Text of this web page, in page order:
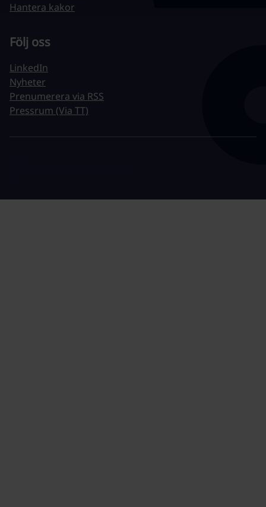
Hantera kakor
Följ oss
LinkedIn
Nyheter
Prenumerera via RSS
Pressrum (Via TT)